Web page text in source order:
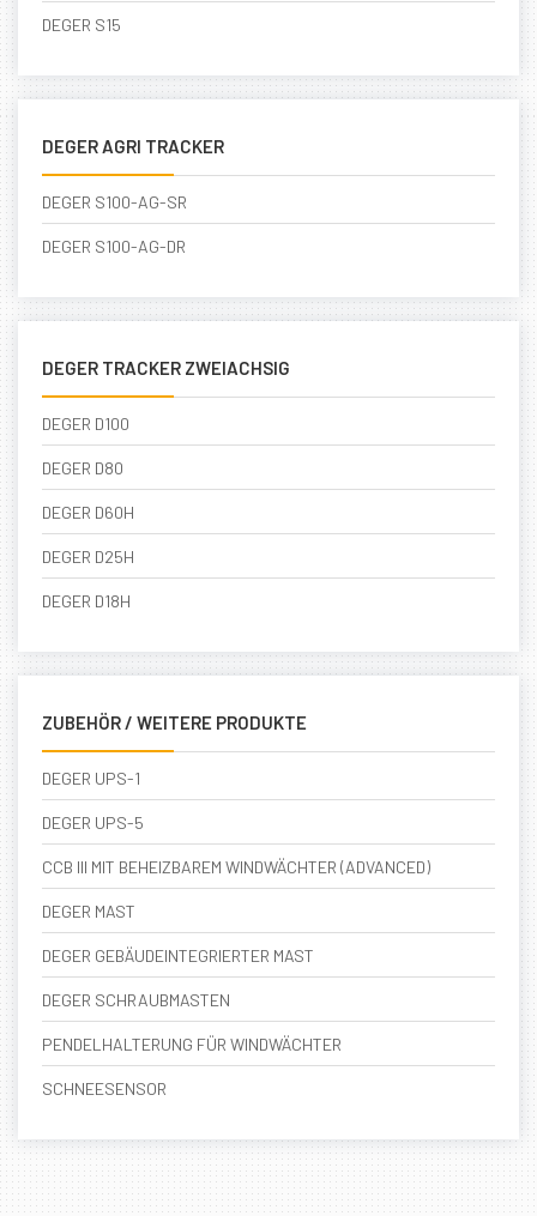
DEGER S15
DEGER AGRI TRACKER
DEGER S100-AG-SR
DEGER S100-AG-DR
DEGER TRACKER ZWEIACHSIG
DEGER D100
DEGER D80
DEGER D60H
DEGER D25H
DEGER D18H
ZUBEHÖR / WEITERE PRODUKTE
DEGER UPS-1
DEGER UPS-5
CCB III MIT BEHEIZBAREM WINDWÄCHTER (ADVANCED)
DEGER MAST
DEGER GEBÄUDEINTEGRIERTER MAST
DEGER SCHRAUBMASTEN
PENDELHALTERUNG FÜR WINDWÄCHTER
SCHNEESENSOR